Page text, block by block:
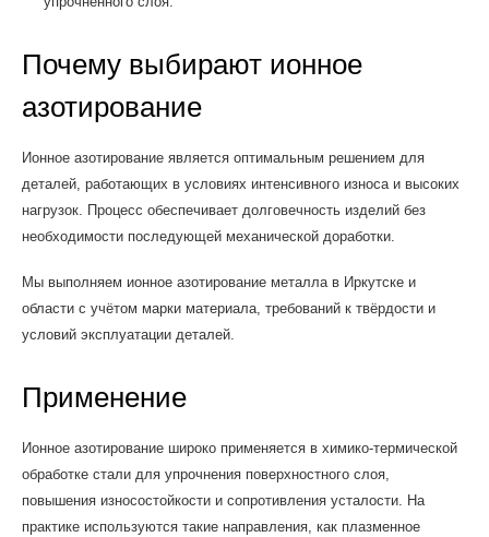
Почему выбирают ионное
азотирование
Ионное азотирование является оптимальным решением для
деталей, работающих в условиях интенсивного износа и высоких
нагрузок. Процесс обеспечивает долговечность изделий без
необходимости последующей механической доработки.
Мы выполняем ионное азотирование металла в Иркутске и
области с учётом марки материала, требований к твёрдости и
условий эксплуатации деталей.
Применение
Ионное азотирование широко применяется в химико-термической
обработке стали для упрочнения поверхностного слоя,
повышения износостойкости и сопротивления усталости. На
практике используются такие направления, как плазменное